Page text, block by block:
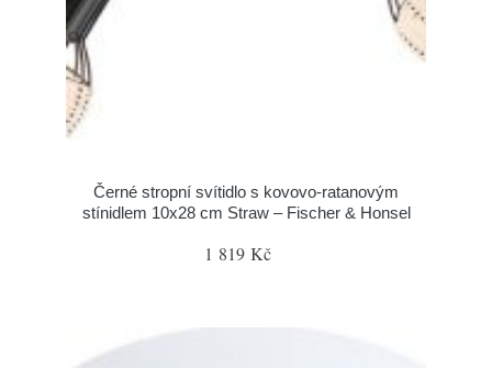
Černé stropní svítidlo s kovovo-ratanovým
stínidlem 10x28 cm Straw – Fischer & Honsel
1 819 Kč